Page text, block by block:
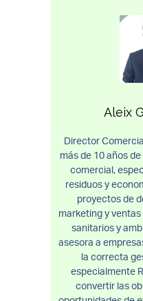
Aleix
Director
más de 10 años
comercial,
residuos y
proyectos de
marketing y
sanitarios y
asesora a
la correcta
especialmente
convertir las